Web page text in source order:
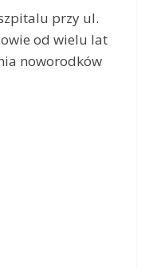
przy ul.
od wielu lat
noworodków